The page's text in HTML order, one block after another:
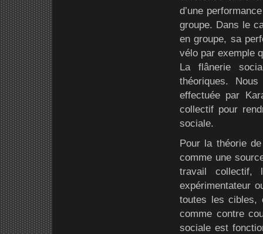
d’une
groupe. Dans le
en groupe, sa
vélo par exemple
La flânerie
théoriques.
effectuée par
collectif pour
sociale.
Pour la théorie
comme une
travail collectif,
expérimentateur
toutes les cibles,
comme contre
sociale est